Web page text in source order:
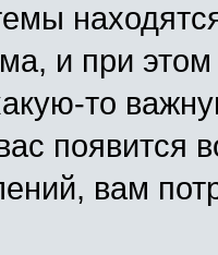
и при
то
появится
вам